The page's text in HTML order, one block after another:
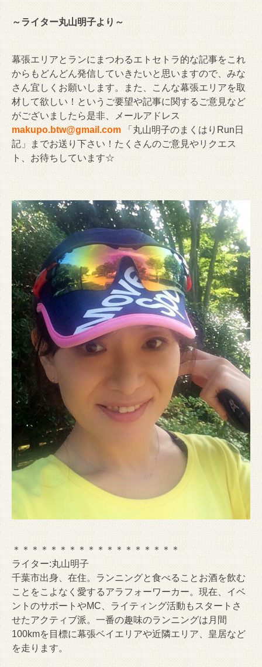
～ライター丸山明子より～
幕張エリアとランにまつわるエトセトラ的な記事をこれ
からもどんどん発信していきたいと思いますので、みな
さん宜しくお願いします。また、こんな幕張エリアを取
材して欲しい！というご要望や記事に関するご意見など
がございましたら是非、メールアドレス
makupo.btw@gmail.com「丸山明子のまくはりRun日
記」までお送り下さい！たくさんのご意見やリクエス
ト、お待ちしています☆
＊＊＊＊＊＊＊＊＊＊＊＊＊＊＊＊＊＊
ライター:丸山明子
千葉市出身、在住。ランニングと食べることお酒を飲む
ことをこよなく愛するアラフォーワーカー。現在、イベ
ントのサポートやMC、ライティング活動もスタートさ
せたアクティブ派。一番の趣味のランニングは月間
100kmを目標に幕張ベイエリアや近隣エリア、皇居など
を走ります。